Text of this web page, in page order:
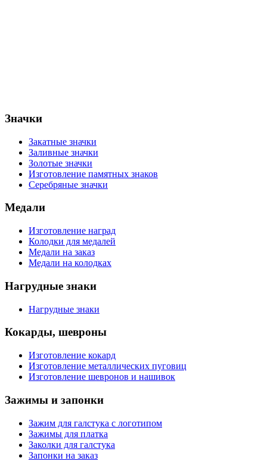
Значки
Закатные значки
Заливные значки
Золотые значки
Изготовление памятных знаков
Серебряные значки
Медали
Изготовление наград
Колодки для медалей
Медали на заказ
Медали на колодках
Нагрудные знаки
Нагрудные знаки
Кокарды, шевроны
Изготовление кокард
Изготовление металлических пуговиц
Изготовление шевронов и нашивок
Зажимы и запонки
Зажим для галстука с логотипом
Зажимы для платка
Заколки для галстука
Запонки на заказ